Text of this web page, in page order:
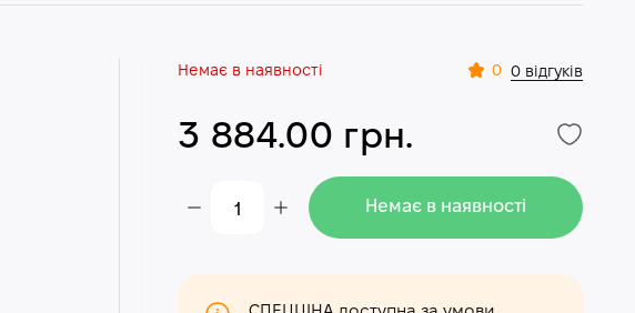
Немає в наявності 0 0 відгуків
3 884.00 грн.
Немає в наявності